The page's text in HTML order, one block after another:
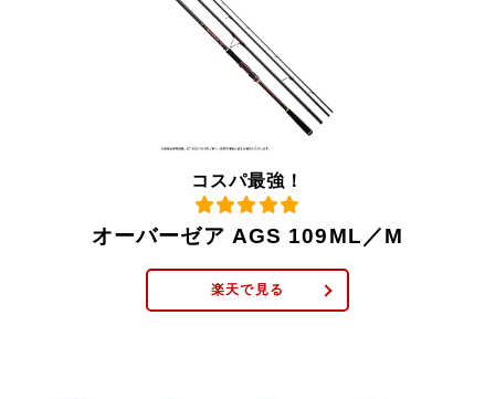
コスパ最強！
オーバーゼア AGS 109ML／M
楽天で見る